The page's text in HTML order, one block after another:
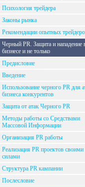
Психология трейдера
Законы рынка
Рекомендации опытных
Черный PR. Защита и нападение
бизнесе и не только
Предисловие
Введение
Использование черного PR для
бизнеса конкурентов
Защита от атак Черного PR
Методы работы со Средствами
Массовой Информации
Организация PR работы
Реализация PR проектов своими
силами
Структура PR кампании
Послесловие